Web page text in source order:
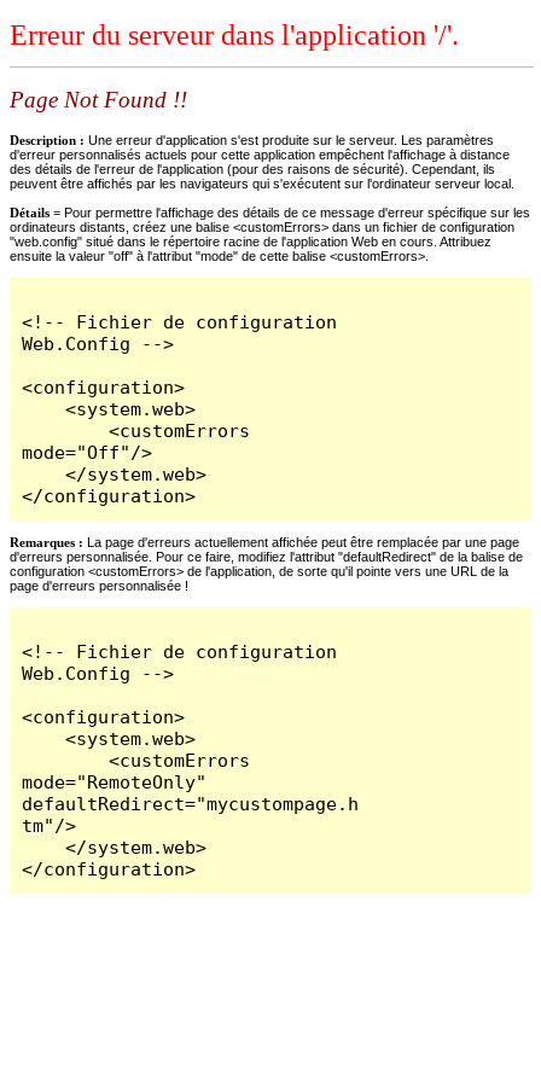
Erreur du serveur dans l'application '/'.
Page Not Found !!
Description : Une erreur d'application s'est produite sur le serveur. Les paramètres
d'erreur personnalisés actuels pour cette application empêchent l'affichage à distance
des détails de l'erreur de l'application (pour des raisons de sécurité). Cependant, ils
peuvent être affichés par les navigateurs qui s'exécutent sur l'ordinateur serveur local.
Détails = Pour permettre l'affichage des détails de ce message d'erreur spécifique sur les
ordinateurs distants, créez une balise <customErrors> dans un fichier de configuration
"web.config" situé dans le répertoire racine de l'application Web en cours. Attribuez
ensuite la valeur "off" à l'attribut "mode" de cette balise <customErrors>.
<!-- Fichier de configuration
Web.Config -->
<configuration>
    <system.web>
        <customErrors
mode="Off"/>
    </system.web>
</configuration>
Remarques : La page d'erreurs actuellement affichée peut être remplacée par une page
d'erreurs personnalisée. Pour ce faire, modifiez l'attribut "defaultRedirect" de la balise de
configuration <customErrors> de l'application, de sorte qu'il pointe vers une URL de la
page d'erreurs personnalisée !
<!-- Fichier de configuration
Web.Config -->
<configuration>
    <system.web>
        <customErrors
mode="RemoteOnly"
defaultRedirect="mycustompage.h
tm"/>
    </system.web>
</configuration>